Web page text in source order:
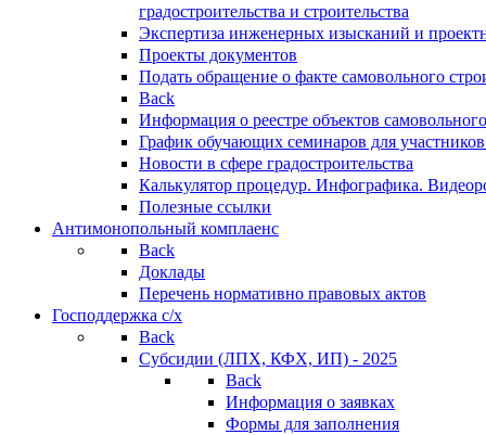
градостроительства и строительства
Экспертиза инженерных изысканий и
Проекты документов
Подать обращение о факте самовольного
Back
Информация о реестре объектов
График обучающих семинаров для участников
Новости в сфере градостроительства
Калькулятор процедур. Инфографика.
Полезные ссылки
Антимонопольный комплаенс
Back
Доклады
Перечень нормативно правовых актов
Господдержка с/х
Back
Субсидии (ЛПХ, КФХ, ИП) - 2025
Back
Информация о заявках
Формы для заполнения